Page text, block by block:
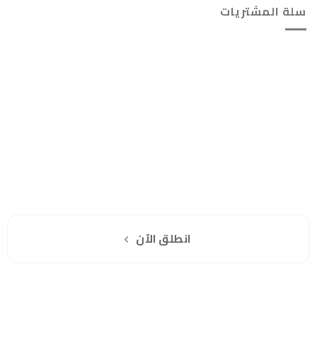
سلة المشتريات
انطلق الآن